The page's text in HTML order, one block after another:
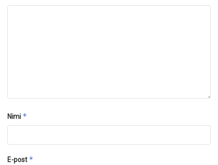
Nimi *
E-post *